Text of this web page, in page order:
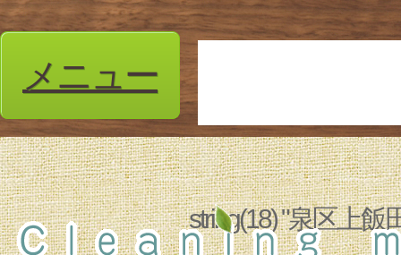
メニュー
string(18) "泉区上